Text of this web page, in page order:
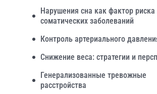
Нарушения сна как фактор риска
соматических заболеваний
Контроль артериального
Снижение веса: стратегии и
Генерализованные тревожные
расстройства